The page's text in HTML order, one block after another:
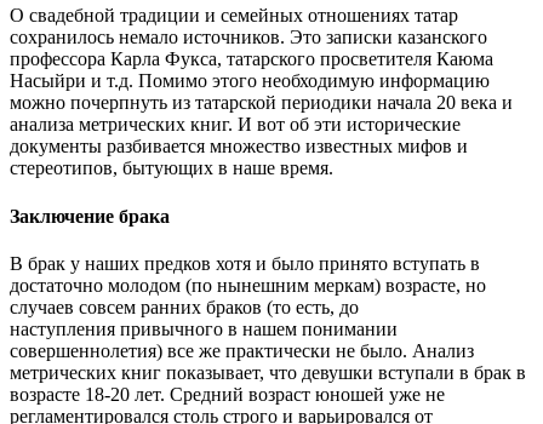
О свадебной традиции и семейных отношениях татар
сохранилось немало источников. Это записки казанского
профессора Карла Фукса, татарского просветителя Каюма
Насыйри и т.д. Помимо этого необходимую информацию
можно почерпнуть из татарской периодики начала 20 века и
анализа метрических книг. И вот об эти исторические
документы разбивается множество известных мифов и
стереотипов, бытующих в наше время.
Заключение брака
В брак у наших предков хотя и было принято вступать в
достаточно молодом (по нынешним меркам) возрасте, но
случаев совсем ранних браков (то есть, до
наступления привычного в нашем понимании
совершеннолетия) все же практически не было. Анализ
метрических книг показывает, что девушки вступали в брак в
возрасте 18-20 лет. Средний возраст юношей уже не
регламентировался столь строго и варьировался от